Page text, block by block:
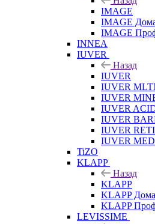
IMAGE
IMAGE
IMAGE
INNEA
IUVER
Назад
IUVER
IUVER
IUVER
IUVER
IUVER
IUVER
IUVER
TiZO
KLAPP
Назад
KLAPP
KLAPP
KLAPP
LEVISSIME